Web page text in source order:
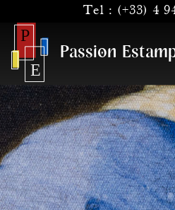
Tel : (+33) 4
Passion